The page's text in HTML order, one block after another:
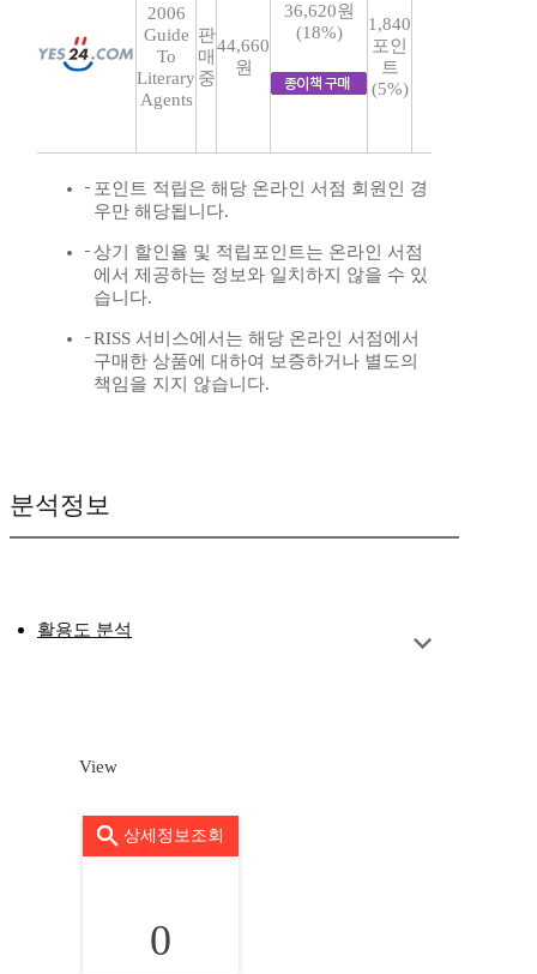
2006
Guide
To
Literary
Agents
판
매
중
44,660
원
36,620원
(18%)
1,840
포인
트
(5%)
포인트 적립은 해당 온라인 서점 회원인 경
우만 해당됩니다.
상기 할인율 및 적립포인트는 온라인 서점
에서 제공하는 정보와 일치하지 않을 수 있
습니다.
RISS 서비스에서는 해당 온라인 서점에서
구매한 상품에 대하여 보증하거나 별도의
책임을 지지 않습니다.
분석정보
활용도 분석
View
상세정보조회
0